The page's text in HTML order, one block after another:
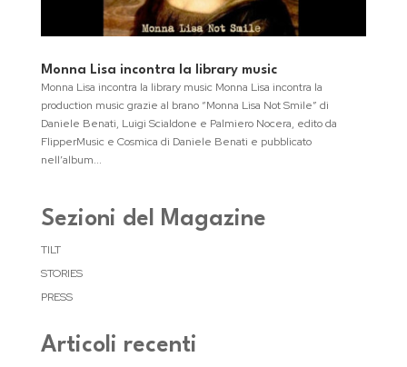
Monna Lisa incontra la library music
Monna Lisa incontra la library music Monna Lisa incontra la
production music grazie al brano “Monna Lisa Not Smile” di
Daniele Benati, Luigi Scialdone e Palmiero Nocera, edito da
FlipperMusic e Cosmica di Daniele Benati e pubblicato
nell’album...
Sezioni del Magazine
TILT
STORIES
PRESS
Articoli recenti